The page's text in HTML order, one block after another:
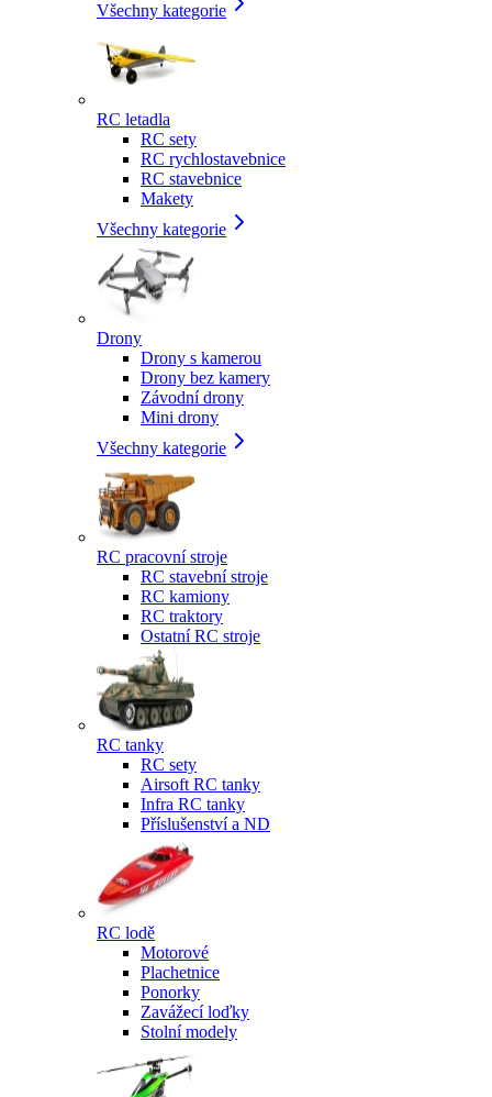
Všechny kategorie
RC letadla
RC sety
RC rychlostavebnice
RC stavebnice
Makety
Všechny kategorie
Drony
Drony s kamerou
Drony bez kamery
Závodní drony
Mini drony
Všechny kategorie
RC pracovní stroje
RC stavební stroje
RC kamiony
RC traktory
Ostatní RC stroje
RC tanky
RC sety
Airsoft RC tanky
Infra RC tanky
Příslušenství a ND
RC lodě
Motorové
Plachetnice
Ponorky
Zavážecí loďky
Stolní modely